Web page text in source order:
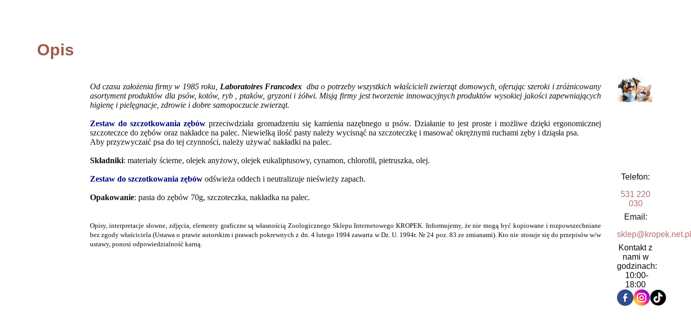
Telefon:
531 220
030
Email:
sklep@kropek.net.pl
Kontakt z
nami w
godzinach:
10:00-
18:00
Opis
Od czasu założenia firmy w 1985 roku, Laboratoires Francodex dba o potrzeby wszystkich właścicieli zwierząt domowych, oferując szeroki i zróżnicowany
asortyment produktów dla psów, kotów, ryb , ptaków, gryzoni i żółwi. Misją firmy jest tworzenie innowacyjnych produktów wysokiej jakości zapewniających
higienę i pielęgnacje, zdrowie i dobre samopoczucie zwierząt.
Zestaw do szczotkowania zębów przeciwdziała gromadzeniu siękamienia nazębnego u psów. Działanie to jest prostei możliwe dzięki ergonomicznej
szczoteczce do zębów oraz nakładce na palec. Niewielką ilość pasty należy wycisnąć na szczoteczkę i masować okrężnymi ruchami zęby i dziąsła psa.
Aby przyzwyczaić psa do tej czynności, należy używać nakładki na palec.
Składniki: materiały ścierne, olejek anyżowy, olejek eukaliptusowy, cynamon, chlorofil, pietruszka, olej.
Zestaw do szczotkowania zębów odświeża oddech i neutralizuje nieświeży zapach.
Opakowanie: pasta do zębów 70g, szczoteczka, nakładka na palec.
Opisy, interpretacje słowne, zdjęcia, elementy graficzne są własnością Zoologicznego Sklepu Internetowego KROPEK. Informujemy, że nie mogą być kopiowane i rozpowszechniane
bez zgody właściciela (Ustawa o prawie autorskim i prawach pokrewnych z dn. 4 lutego 1994 zawarta w Dz. U. 1994r. Nr 24 poz. 83 ze zmianami). Kto nie stosuje się do przepisów w/w
ustawy, ponosi odpowiedzialność karną.